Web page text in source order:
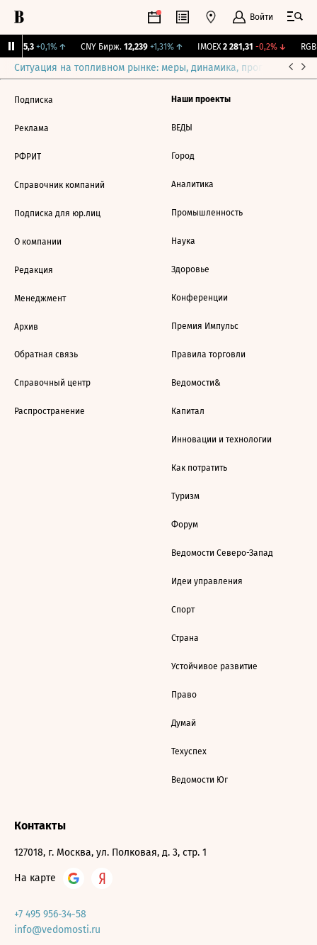
Войти
115,3 +0,1%↑ CNY Бирж. 12,239 +1,31%↑ IMOEX 2 281,31 -0,2%↓
Ситуация на топливном рынке: меры, динамика, прогнозы
Подписка
Реклама
РФРИТ
Справочник компаний
Подписка для юр.лиц
О компании
Редакция
Менеджмент
Архив
Обратная связь
Справочный центр
Распространение
Наши проекты
ВЕДЫ
Город
Аналитика
Промышленность
Наука
Здоровье
Конференции
Премия Импульс
Правила торговли
Ведомости&
Капитал
Инновации и технологии
Как потратить
Туризм
Форум
Ведомости Северо-Запад
Идеи управления
Спорт
Страна
Устойчивое развитие
Право
Думай
Техуспех
Ведомости Юг
Контакты
127018, г. Москва, ул. Полковая, д. 3, стр. 1
На карте
+7 495 956-34-58
info@vedomosti.ru